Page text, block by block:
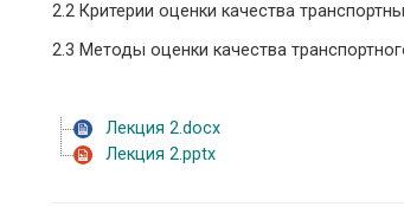
2.2 Критерии оценки качества
2.3 Методы оценки качества
Лекция 2.docx
Лекция 2.pptx